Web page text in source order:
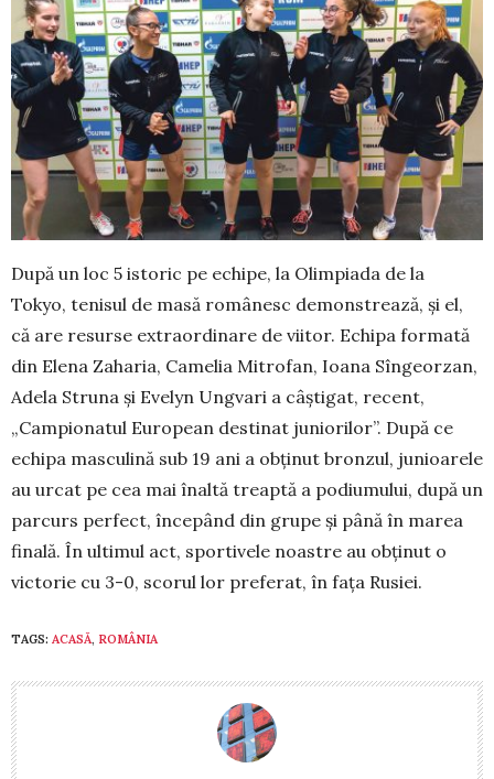
După un loc 5 istoric pe echipe, la Olimpiada de la
Tokyo, tenisul de masă românesc demonstrează, și el,
că are resurse extraordinare de viitor. Echipa formată
din Elena Zaharia, Camelia Mitrofan, Ioana Sîn­georzan,
Adela Struna și Evelyn Ung­vari a câștigat, recent,
„Campionatul Eu­ropean des­tinat juniorilor”. După ce
echipa mas­culină sub 19 ani a obținut bronzul, ju­nioa­rele
au urcat pe cea mai înaltă treaptă a po­diu­mu­lui, după un
par­curs per­fect, în­­ce­pând din ­gru­­pe și pâ­nă în ma­rea
finală. În ultimul act, spor­ti­vele noastre au obținut o
victorie cu 3-0, scorul lor preferat, în fața Rusiei.
TAGS: ACASĂ, ROMÂNIA